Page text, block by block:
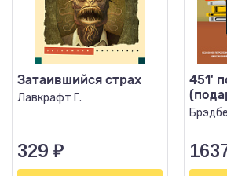
Затаившийся страх
Лавкрафт Г.
329 ₽
451'